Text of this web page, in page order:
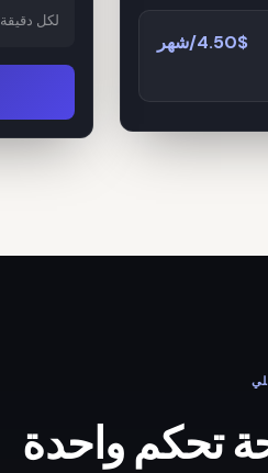
4.50$/شهر
لكل دقيقة
تحكم واحدة